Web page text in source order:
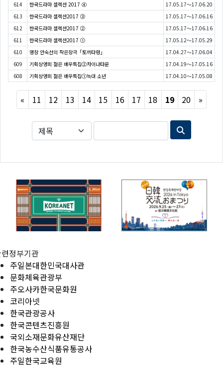
614
한국드라마 셀렉션 2017 ④
17.05.17～17.06.20
613
한국드라마 셀렉션2017 ③
17.05.17～17.06.16
612
한국드라마 셀렉션2017 ②
17.05.17～17.06.16
611
한국드라마 셀렉션2017 ①
17.05.12～17.05.29
610
명창 안숙선의 작은창극「토끼타령」
17.04.27～17.06.04
609
기획상영회 젊은 배우특집②차이나타운
17.04.19～17.05.16
608
기획상영회 젊은 배우특집①늑대 소년 17.04.10～17.05.08
« Previous
11 12 13 14 15 16 17 18 19 20 »Next
정부기관
주일본대한민국대사관
문화체육관광부
주오사카한국문화원
코리아넷
한국관광공사
한국콘텐츠진흥원
국외소재문화유산재단
한국농수산식품유통공사
주일한국교육원